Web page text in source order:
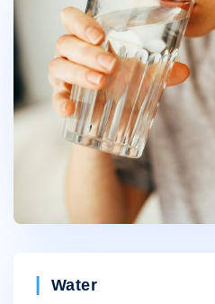
Categories
Water